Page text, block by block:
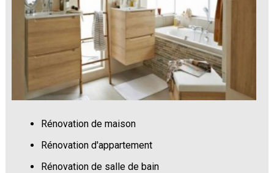
Rénovation de maison
Rénovation d'appartement
Rénovation de salle de bain